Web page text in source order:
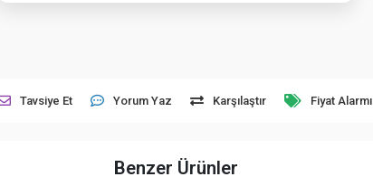
Tavsiye Et Yorum Yaz Karşılaştır Fiyat Alarmı
Benzer Ürünler